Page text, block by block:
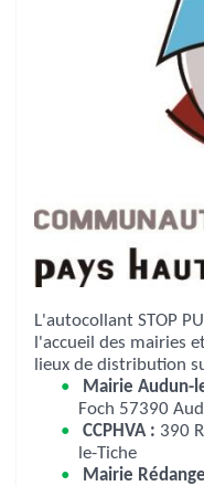
L'autocollant STOP
l'accueil des mairies et au
lieux de distribution
Mairie Audun-
Foch
CCPHVA :
le-Tiche
Mairie